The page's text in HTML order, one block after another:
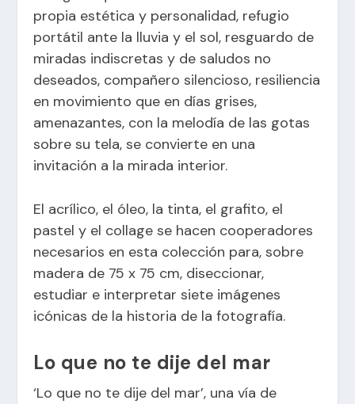
propia estética y personalidad, refugio
portátil ante la lluvia y el sol, resguardo de
miradas indiscretas y de saludos no
deseados, compañero silencioso, resiliencia
en movimiento que en días grises,
amenazantes, con la melodía de las gotas
sobre su tela, se convierte en una
invitación a la mirada interior.
El acrílico, el óleo, la tinta, el grafito, el
pastel y el collage se hacen cooperadores
necesarios en esta colección para, sobre
madera de 75 x 75 cm, diseccionar,
estudiar e interpretar siete imágenes
icónicas de la historia de la fotografía.
Lo que no te dije del mar
‘Lo que no te dije del mar’, una vía de